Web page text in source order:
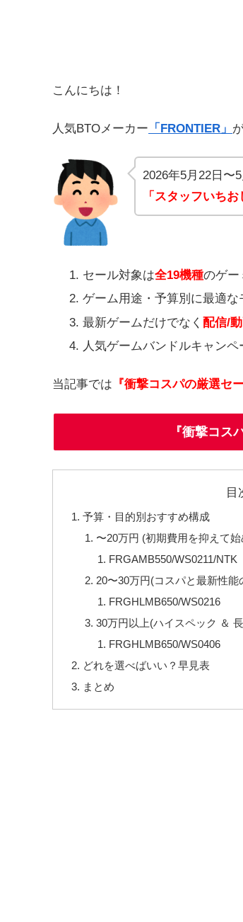
こんにちは！
人気BTOメーカー 「FRONTIER」
2026年5月22日〜
「スタッフいち
セール対象は全19機種のゲー
ゲーム用途・予算別に最適な
最新ゲームだけでなく配信/
人気ゲームバンドルキャン
当記事では 『衝撃コスパの厳選セー
『衝撃コス
目
予算・目的別おすすめ構成
〜20万円 (初期費用を抑えて
FRGAMB550/WS0211/NTK
20〜30万円(コスパと最新性
FRGHLMB650/WS0216
30万円以上(ハイスペック ＆
FRGHLMB650/WS0406
どれを選べばいい？早見表
まとめ